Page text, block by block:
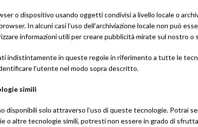
o dispositivo usando oggetti condivisi a livello locale o
In alcuni casi l’uso dell’archiviazione locale non può
informazioni utili per creare pubblicità mirate sul nostro o
indistintamente in queste regole in riferimento a tutte le
l’utente nel modo sopra descritto.
simili
solo attraverso l’uso di queste tecnologie. Potrai
o altre tecnologie simili, potresti non essere in grado di